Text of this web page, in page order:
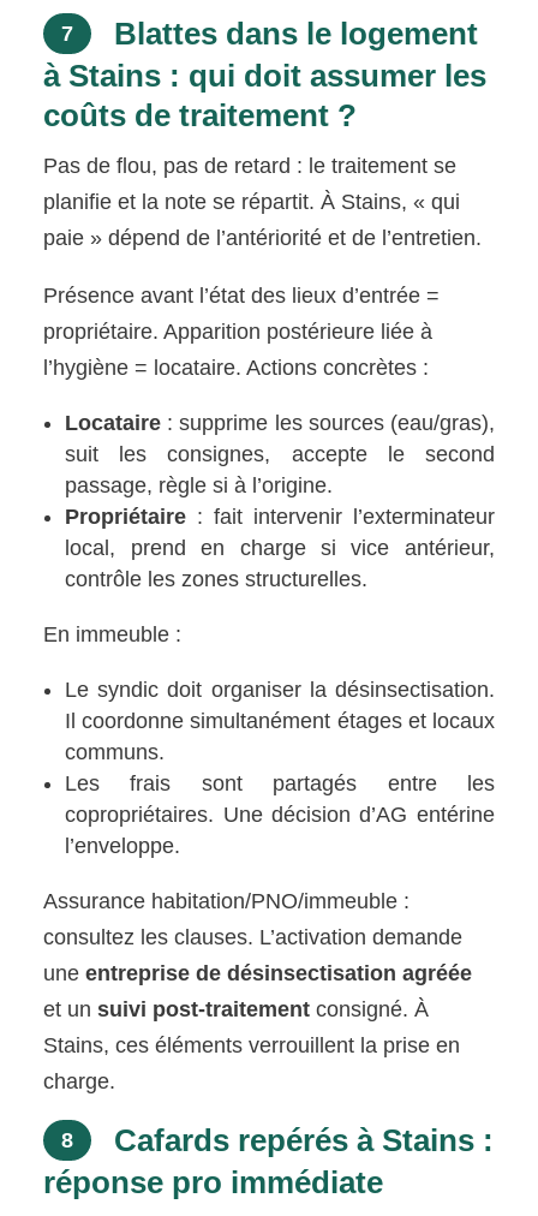
7
Blattes dans le logement
à Stains : qui doit assumer les
coûts de traitement ?
Pas de flou, pas de retard : le traitement se
planifie et la note se répartit. À Stains, « qui
paie » dépend de l’antériorité et de l’entretien.
Présence avant l’état des lieux d’entrée =
propriétaire. Apparition postérieure liée à
l’hygiène = locataire. Actions concrètes :
Locataire : supprime les sources (eau/gras),
suit les consignes, accepte le second
passage, règle si à l’origine.
Propriétaire : fait intervenir l’exterminateur
local, prend en charge si vice antérieur,
contrôle les zones structurelles.
En immeuble :
Le syndic doit organiser la désinsectisation.
Il coordonne simultanément étages et locaux
communs.
Les frais sont partagés entre les
copropriétaires. Une décision d’AG entérine
l’enveloppe.
Assurance habitation/PNO/immeuble :
consultez les clauses. L’activation demande
uneentreprise de désinsectisation agréée
et unsuivi post-traitement consigné. À
Stains, ces éléments verrouillent la prise en
charge.
8
Cafards repérés à Stains :
réponse pro immédiate